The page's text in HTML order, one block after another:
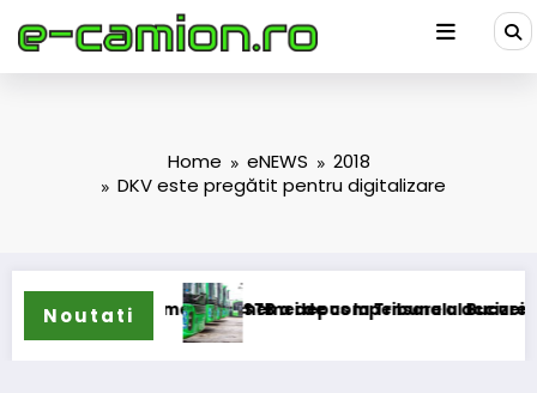
Home eNEWS
2018
DKV este pregătit pentru digitalizare
Noutati
schemei de compensare a accizei în mecanism
STB a depus la Tribunalul București cererea